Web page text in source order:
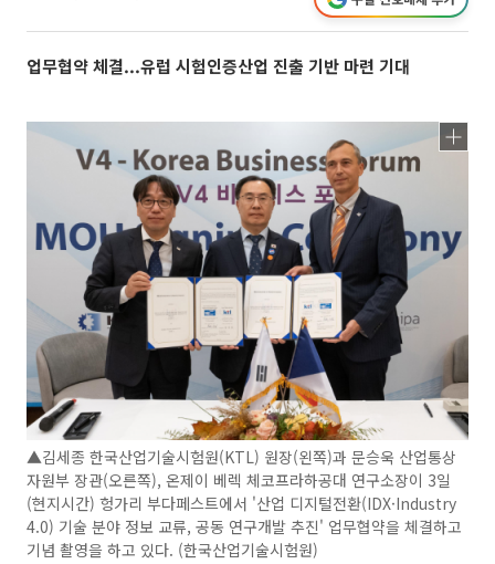
업무협약 체결...유럽 시험인증산업 진출 기반 마련 기대
▲김세종 한국산업기술시험원(KTL) 원장(왼쪽)과 문승욱 산업통상
자원부 장관(오른쪽), 온제이 베렉 체코프라하공대 연구소장이 3일
(현지시간) 헝가리 부다페스트에서 '산업 디지털전환(IDX·Industry
4.0) 기술 분야 정보 교류, 공동 연구개발 추진' 업무협약을 체결하고
기념 촬영을 하고 있다. (한국산업기술시험원)